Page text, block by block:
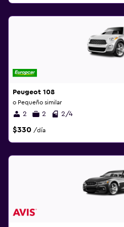
Peugeot 108
o Pequeño similar
2 2 2/4
$330 /día